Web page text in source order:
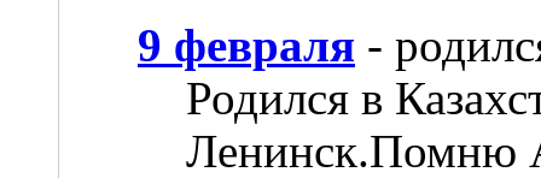
9 февраля -
Родился в
Ленинск.Помню